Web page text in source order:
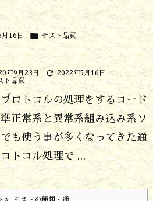
16日  テスト品質
年9月23日  2022年5月16日
ト品質
ロトコルの処理をするコード
正常系と異常系組み込み系ソ
でも使う事が多くなってきた通
トコル処理で ...